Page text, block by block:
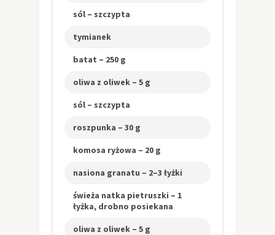
sól – szczypta
tymianek
batat – 250 g
oliwa z oliwek – 5 g
sól – szczypta
roszpunka – 30 g
komosa ryżowa – 20 g
nasiona granatu – 2–3 łyżki
świeża natka pietruszki – 1
łyżka, drobno posiekana
oliwa z oliwek – 5 g